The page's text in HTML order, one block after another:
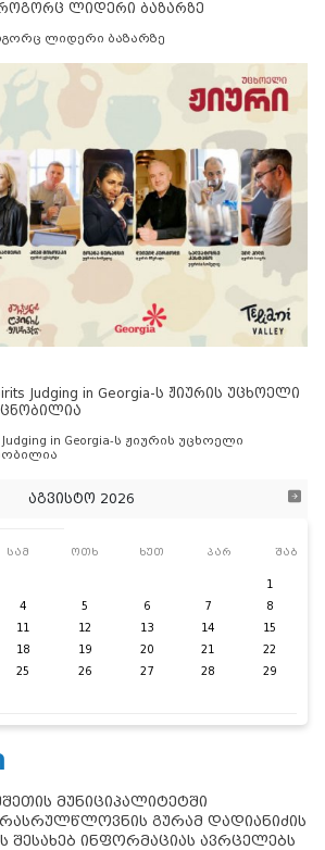
ლიდერი ბაზარზე
ლიდერი ბაზარზე
Judging in Georgia-ს ჟიურის უცხოელი
ცნობილია
Judging in Georgia-ს ჟიურის უცხოელი
აგვისტო 2026
სამ ოთხ ხუთ პარ შაბ
1
4 5 6 7
8
11 12 13 14
15
18 19 20 21
22
25 26 27 28
29
მუნიციპალიტეტში
გურამ დადიანიძის
შესახებ ინფორმაციას ავრცელებს